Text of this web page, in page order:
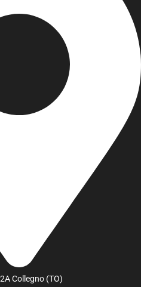
Collegno (TO)